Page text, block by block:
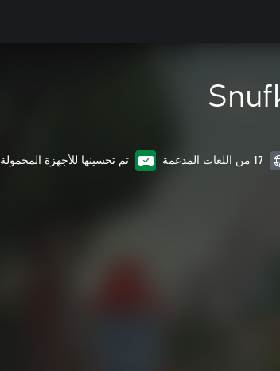
17 من اللغات المدعمة تم تحسينها للأجهزة المحمولة